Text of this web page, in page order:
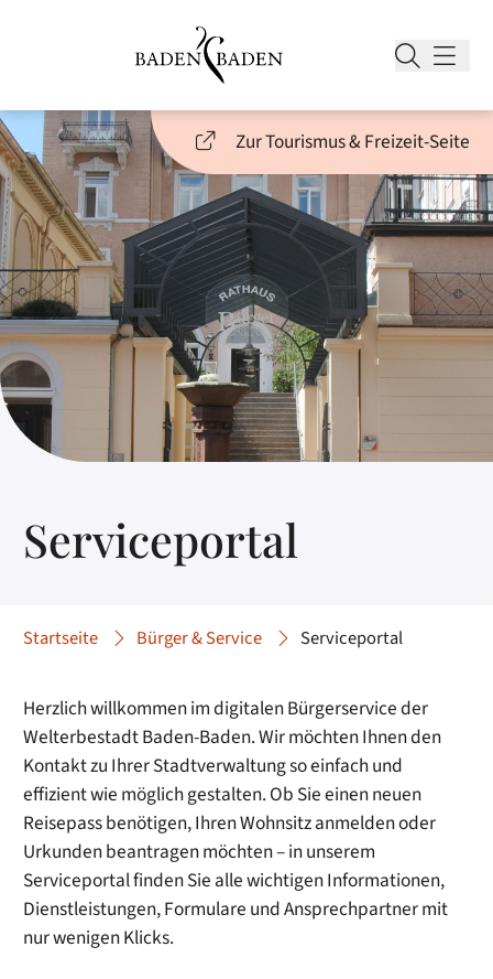
Zur Tourismus & Freizeit-Seite
Serviceportal
Startseite Bürger & Service Serviceportal
Herzlich willkommen im digitalen Bürgerservice der
Welterbestadt Baden-Baden. Wir möchten Ihnen den
Kontakt zu Ihrer Stadtverwaltung so einfach und
effizient wie möglich gestalten. Ob Sie einen neuen
Reisepass benötigen, Ihren Wohnsitz anmelden oder
Urkunden beantragen möchten – in unserem
Serviceportal finden Sie alle wichtigen Informationen,
Dienstleistungen, Formulare und Ansprechpartner mit
nur wenigen Klicks.